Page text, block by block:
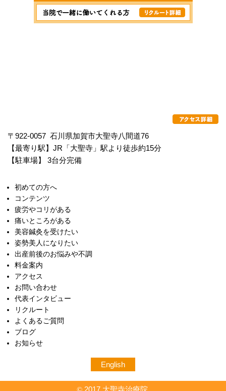
〒922-0057 石川県加賀市大聖寺八間道76
【最寄り駅】JR「大聖寺」駅より徒歩約15分
【駐車場】 3台分完備
初めての方へ
コンテンツ
疲労やコリがある
痛いところがある
美容鍼灸を受けたい
姿勢美人になりたい
出産前後のお悩みや不調
料金案内
アクセス
お問い合わせ
代表インタビュー
リクルート
よくあるご質問
ブログ
お知らせ
English
©2017 大聖寺治療院.